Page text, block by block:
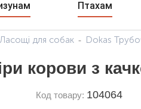
Птахам
Ласощі для собак Dokas
корови з
Код товару: 104064